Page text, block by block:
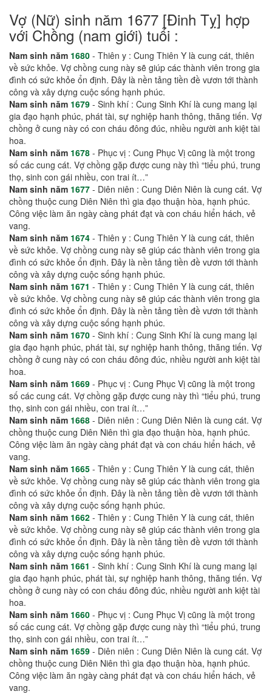
Vợ (Nữ) sinh năm 1677 [Đinh Tỵ] hợp
với Chồng (nam giới) tuổi :
Nam sinh năm 1680 - Thiên y : Cung Thiên Y là cung cát, thiên
về sức khỏe. Vợ chồng cung này sẽ giúp các thành viên trong gia
đình có sức khỏe ổn định. Đây là nền tảng tiền đề vươn tới thành
công và xây dựng cuộc sống hạnh phúc.
Nam sinh năm 1679 - Sinh khí : Cung Sinh Khí là cung mang lại
gia đạo hạnh phúc, phát tài, sự nghiệp hanh thông, thăng tiến. Vợ
chồng ở cung này có con cháu đông đúc, nhiều người anh kiệt tài
hoa.
Nam sinh năm 1678 - Phục vị : Cung Phục Vị cũng là một trong
số các cung cát. Vợ chồng gặp được cung này thì “tiểu phú, trung
thọ, sinh con gái nhiều, con trai ít…”
Nam sinh năm 1677 - Diên niên : Cung Diên Niên là cung cát. Vợ
chồng thuộc cung Diên Niên thì gia đạo thuận hòa, hạnh phúc.
Công việc làm ăn ngày càng phát đạt và con cháu hiển hách, vẻ
vang.
Nam sinh năm 1674 - Thiên y : Cung Thiên Y là cung cát, thiên
về sức khỏe. Vợ chồng cung này sẽ giúp các thành viên trong gia
đình có sức khỏe ổn định. Đây là nền tảng tiền đề vươn tới thành
công và xây dựng cuộc sống hạnh phúc.
Nam sinh năm 1671 - Thiên y : Cung Thiên Y là cung cát, thiên
về sức khỏe. Vợ chồng cung này sẽ giúp các thành viên trong gia
đình có sức khỏe ổn định. Đây là nền tảng tiền đề vươn tới thành
công và xây dựng cuộc sống hạnh phúc.
Nam sinh năm 1670 - Sinh khí : Cung Sinh Khí là cung mang lại
gia đạo hạnh phúc, phát tài, sự nghiệp hanh thông, thăng tiến. Vợ
chồng ở cung này có con cháu đông đúc, nhiều người anh kiệt tài
hoa.
Nam sinh năm 1669 - Phục vị : Cung Phục Vị cũng là một trong
số các cung cát. Vợ chồng gặp được cung này thì “tiểu phú, trung
thọ, sinh con gái nhiều, con trai ít…”
Nam sinh năm 1668 - Diên niên : Cung Diên Niên là cung cát. Vợ
chồng thuộc cung Diên Niên thì gia đạo thuận hòa, hạnh phúc.
Công việc làm ăn ngày càng phát đạt và con cháu hiển hách, vẻ
vang.
Nam sinh năm 1665 - Thiên y : Cung Thiên Y là cung cát, thiên
về sức khỏe. Vợ chồng cung này sẽ giúp các thành viên trong gia
đình có sức khỏe ổn định. Đây là nền tảng tiền đề vươn tới thành
công và xây dựng cuộc sống hạnh phúc.
Nam sinh năm 1662 - Thiên y : Cung Thiên Y là cung cát, thiên
về sức khỏe. Vợ chồng cung này sẽ giúp các thành viên trong gia
đình có sức khỏe ổn định. Đây là nền tảng tiền đề vươn tới thành
công và xây dựng cuộc sống hạnh phúc.
Nam sinh năm 1661 - Sinh khí : Cung Sinh Khí là cung mang lại
gia đạo hạnh phúc, phát tài, sự nghiệp hanh thông, thăng tiến. Vợ
chồng ở cung này có con cháu đông đúc, nhiều người anh kiệt tài
hoa.
Nam sinh năm 1660 - Phục vị : Cung Phục Vị cũng là một trong
số các cung cát. Vợ chồng gặp được cung này thì “tiểu phú, trung
thọ, sinh con gái nhiều, con trai ít…”
Nam sinh năm 1659 - Diên niên : Cung Diên Niên là cung cát. Vợ
chồng thuộc cung Diên Niên thì gia đạo thuận hòa, hạnh phúc.
Công việc làm ăn ngày càng phát đạt và con cháu hiển hách, vẻ
vang.